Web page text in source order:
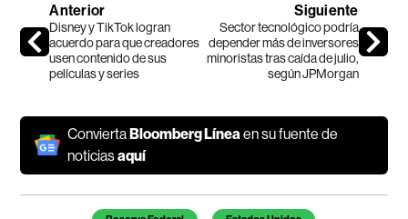
Anterior
Disney y TikTok logran
acuerdo para que creadores
usen contenido de sus
películas y series
Siguiente
Sector tecnológico podría
depender más de inversores
minoristas tras caída de julio,
según JPMorgan
ConviertaBloomberg Línea en su fuente de
noticiasaquí
Temas de este artículo